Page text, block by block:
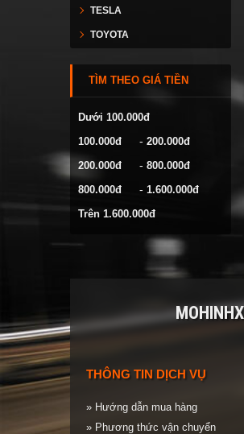
TESLA
TOYOTA
VOLKSWAGEN
TÌM THEO GIÁ TIỀN
Dưới 100.000đ
100.000đ
- 200.000đ
200.000đ
- 800.000đ
800.000đ
- 1.600.000đ
Trên 1.600.000đ
THÔNG TIN DỊCH VỤ
» Hướng dẫn mua hàng
» Phương thức vận chuyển